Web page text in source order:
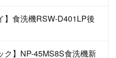
】食洗機RSW-D401LP後
ク】NP-45MS8S食洗機新